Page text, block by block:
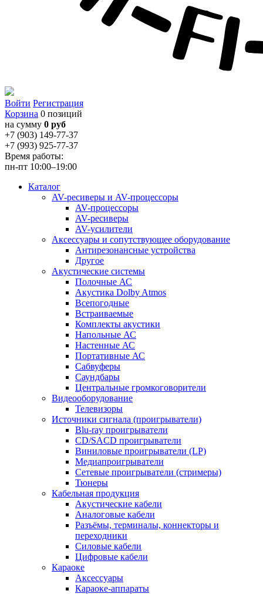
Войти Регистрация
Корзина 0 позиций
на сумму 0 руб
+7 (903) 149-77-37
+7 (993) 925-77-37
Время работы:
пн-пт 10:00–19:00
Каталог
AV-ресиверы и AV-процессоры
AV-процессоры
AV-ресиверы
AV-усилители
Аксессуары и сопутствующее оборудование
Антирезонансные устройства
Другое
Акустические системы
Полочные АС
Акустика Dolby Atmos
Всепогодные
Встраиваемые
Комплекты акустики
Напольные АС
Настенные АС
Портативные АС
Сабвуферы
Саундбары
Центральные громкоговорители
Видеооборудование
Телевизоры
Источники сигнала (проигрыватели)
Blu-ray проигрыватели
CD/SACD проигрыватели
Виниловые проигрыватели (LP)
Медиапроигрыватели
Сетевые проигрыватели (стримеры)
Тюнеры
Кабельная продукция
Акустические кабели
Аналоговые кабели
Разъёмы, терминалы, коннекторы и
переходники
Силовые кабели
Цифровые кабели
Караоке
Аксессуары
Караоке-аппараты